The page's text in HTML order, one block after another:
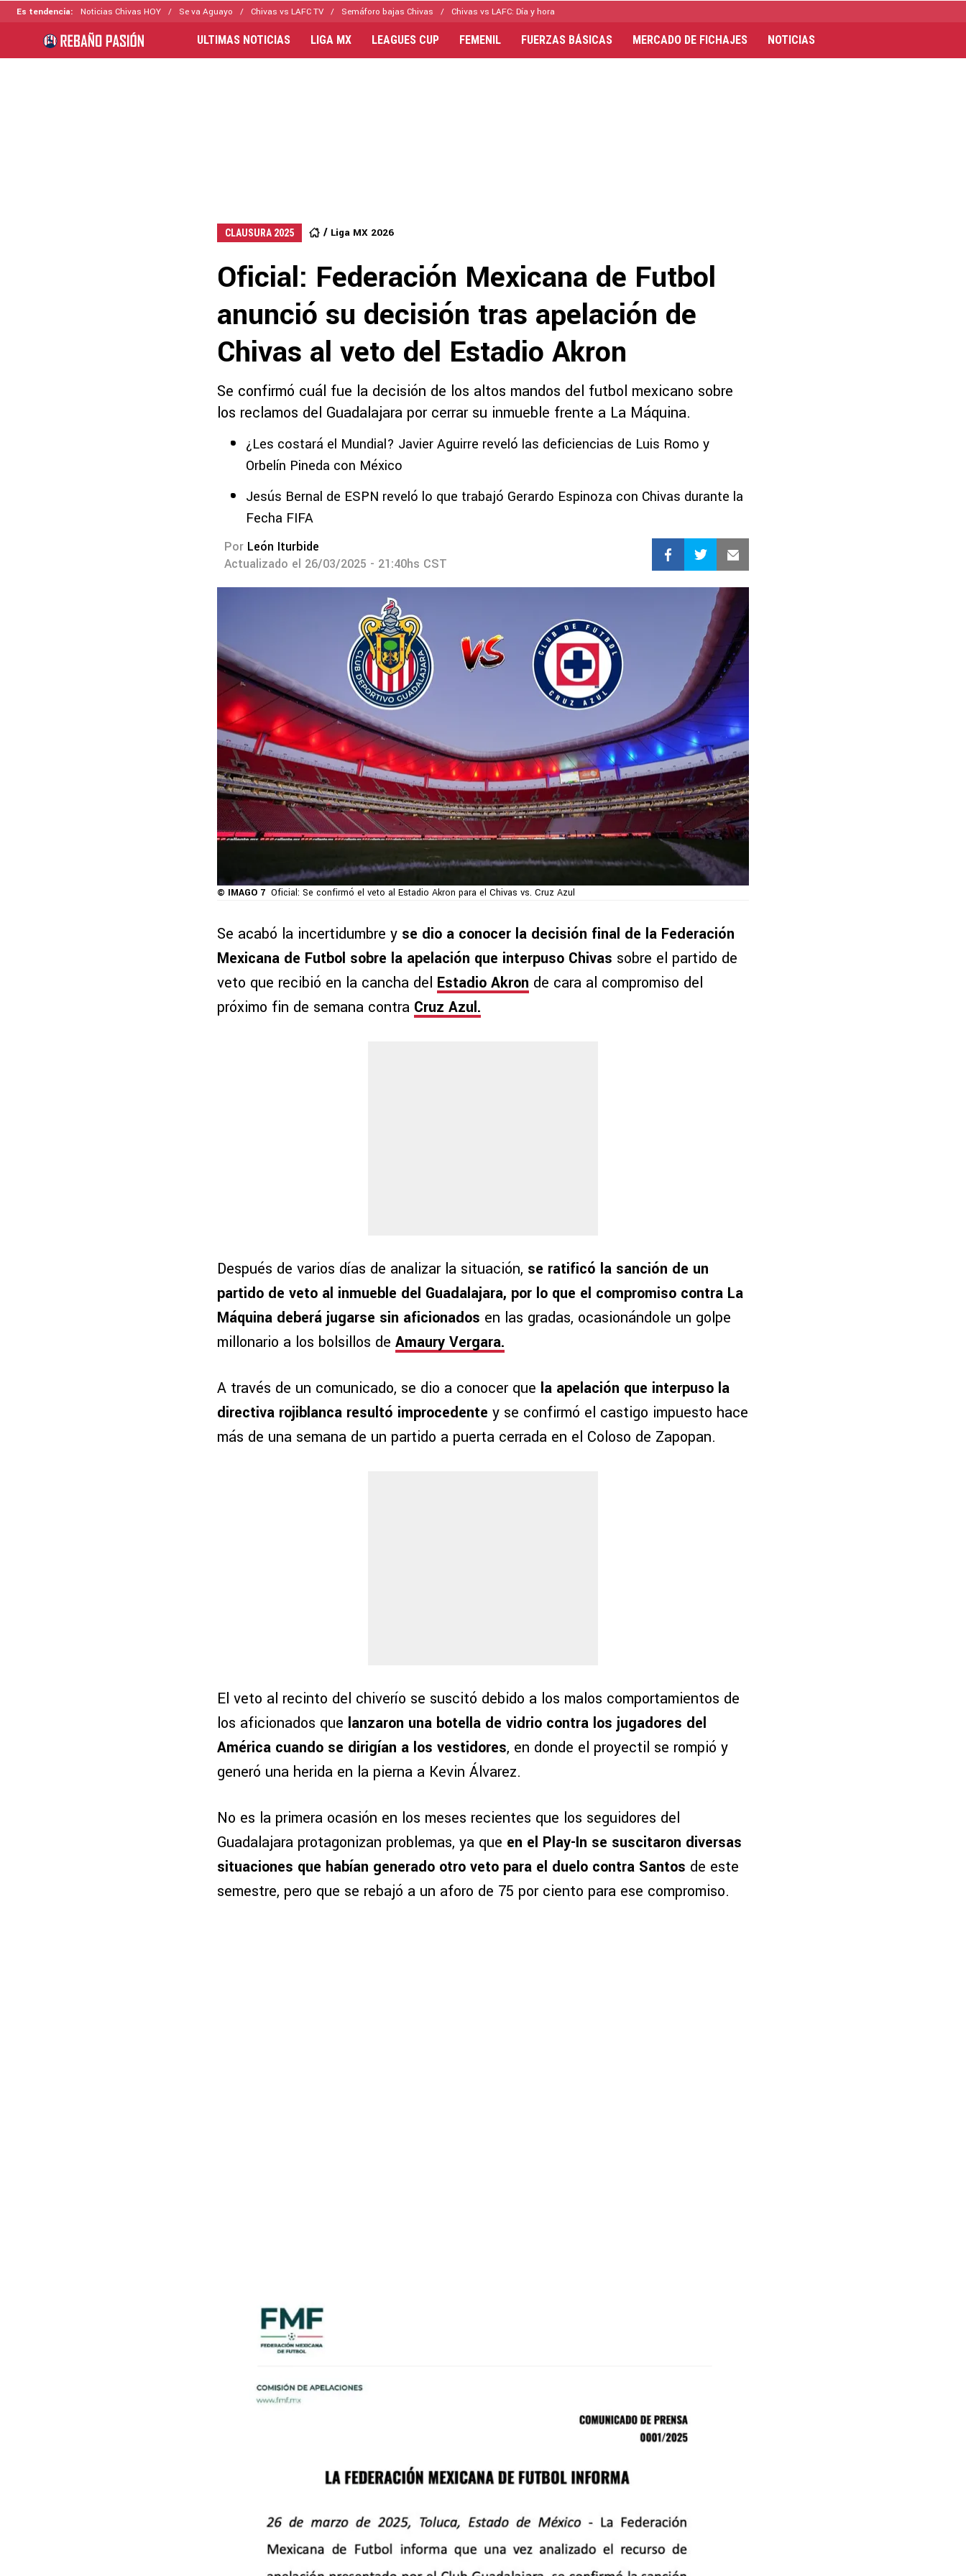
Es tendencia: Noticias Chivas HOY Se va Aguayo Chivas vs LAFC TV Semáforo bajas Chivas Chivas vs LAFC: Día y hora
ULTIMAS NOTICIAS LIGA MX LEAGUES CUP FEMENIL FUERZAS BÁSICAS MERCADO DE FICHAJES NOTICIAS
CLAUSURA 2025 Liga MX 2026
Oficial: Federación Mexicana de Futbol
anunció su decisión tras apelación de
Chivas al veto del Estadio Akron
Se confirmó cuál fue la decisión de los altos mandos del futbol mexicano sobre
los reclamos del Guadalajara por cerrar su inmueble frente a La Máquina.
¿Les costará el Mundial? Javier Aguirre reveló las deficiencias de Luis Romo y
Orbelín Pineda con México
Jesús Bernal de ESPN reveló lo que trabajó Gerardo Espinoza con Chivas durante la
Fecha FIFA
Por León Iturbide
Actualizado el 26/03/2025 - 21:40hs CST
© IMAGO 7 Oficial: Se confirmó el veto al Estadio Akron para el Chivas vs. Cruz Azul
Se acabó la incertidumbre y se dio a conocer la decisión final de la Federación
Mexicana de Futbol sobre la apelación que interpuso Chivas sobre el partido de
veto que recibió en la cancha del Estadio Akron de cara al compromiso del
próximo fin de semana contra Cruz Azul.
Después de varios días de analizar la situación, se ratificó la sanción de un
partido de veto al inmueble del Guadalajara, por lo que el compromiso contra La
Máquina deberá jugarse sin aficionados en las gradas, ocasionándole un golpe
millonario a los bolsillos de Amaury Vergara.
A través de un comunicado, se dio a conocer que la apelación que interpuso la
directiva rojiblanca resultó improcedente y se confirmó el castigo impuesto hace
más de una semana de un partido a puerta cerrada en el Coloso de Zapopan.
El veto al recinto del chiverío se suscitó debido a los malos comportamientos de
los aficionados que lanzaron una botella de vidrio contra los jugadores del
América cuando se dirigían a los vestidores, en donde el proyectil se rompió y
generó una herida en la pierna a Kevin Álvarez.
No es la primera ocasión en los meses recientes que los seguidores del
Guadalajara protagonizan problemas, ya que en el Play-In se suscitaron diversas
situaciones que habían generado otro veto para el duelo contra Santos de este
semestre, pero que se rebajó a un aforo de 75 por ciento para ese compromiso.